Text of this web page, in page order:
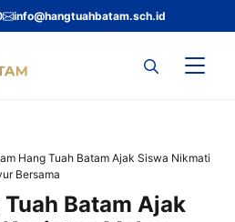
info@hangtuahbatam.sch.id
Hang Tuah Batam Ajak Siswa Nikmati
Bersama
Batam Ajak